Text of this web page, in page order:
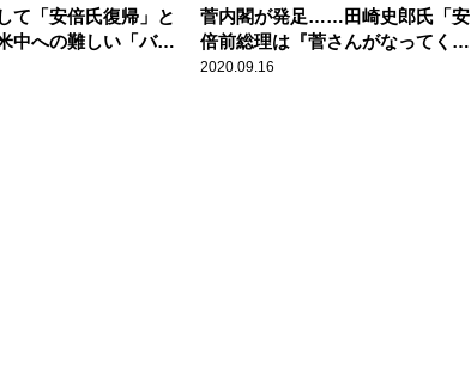
て「安倍氏復帰」と
中への難しい「バラ
強いられる日本
菅内閣が発足……田崎史郎氏「安
倍前総理は『菅さんがなってくれ
るのがいい』と本人と話してい
2020.09.16